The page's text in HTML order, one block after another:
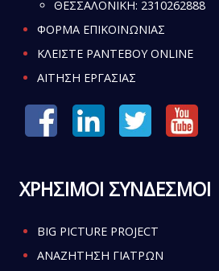
ΘΕΣΣΑΛΟΝΙΚΗ: 2310262888
ΦΟΡΜΑ ΕΠΙΚΟΙΝΩΝΙΑΣ
ΚΛΕΙΣΤΕ ΡΑΝΤΕΒΟΥ ONLINE
ΑΙΤΗΣΗ ΕΡΓΑΣΙΑΣ
ΧΡΗΣΙΜΟΙ ΣΥΝΔΕΣΜΟΙ
BIG PICTURE PROJECT
ΑΝΑΖΗΤΗΣΗ ΓΙΑΤΡΩΝ